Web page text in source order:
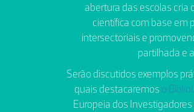
abertura das escolas
científica com base em
intersectoriais e
partilhada e
Serão discutidos exemplos
quais destacaremos o
Europeia dos